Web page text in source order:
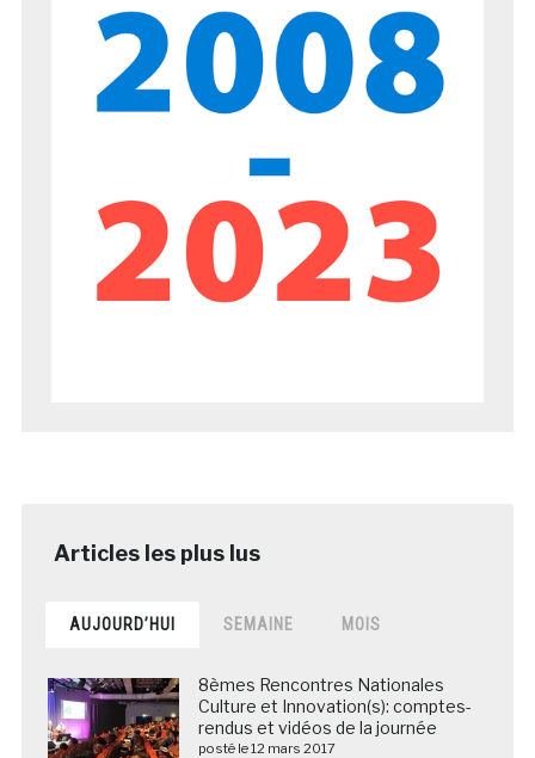
AUJOURD’HUI SEMAINE MOIS
8èmes Rencontres Nationales
Culture et Innovation(s): comptes-
rendus et vidéos de la journée
posté le 12 mars 2017